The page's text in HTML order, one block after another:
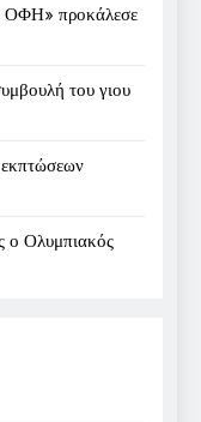
προκάλεσε
του γιου
εκπτώσεων
Ολυμπιακός